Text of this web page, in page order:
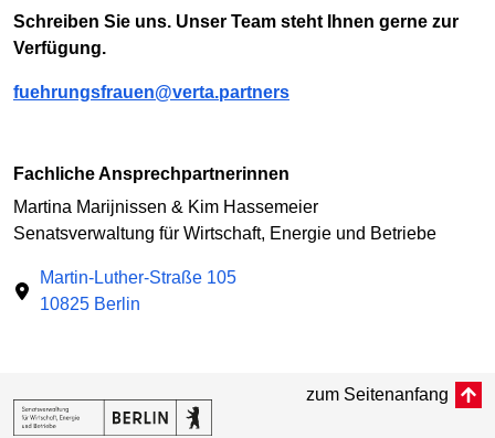
Schreiben Sie uns. Unser Team steht Ihnen gerne zur
Verfügung.
fuehrungsfrauen@verta.partners
Fachliche Ansprechpartnerinnen
Martina Marijnissen & Kim Hassemeier
Senatsverwaltung für Wirtschaft, Energie und Betriebe
Martin-Luther-Straße 105
10825 Berlin
zum Seitenanfang